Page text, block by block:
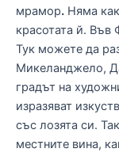
мрамор. Няма
красотата й. Във
Тук можете да
Микеланджело,
градът на
изразяват
със лозята си.
местните вина,